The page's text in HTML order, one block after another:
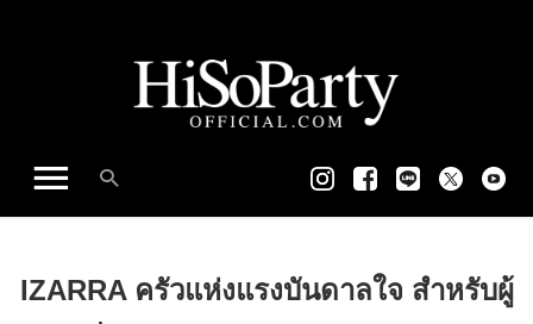
IZARRA ครัวแห่งแรงบันดาลใจ สำหรับผู้